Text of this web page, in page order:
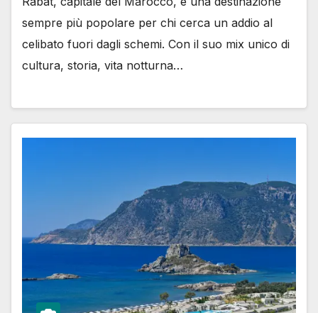
sempre più popolare per chi cerca un addio al
celibato fuori dagli schemi. Con il suo mix unico di
cultura, storia, vita notturna…